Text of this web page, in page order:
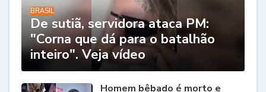
BRASIL
De sutiã, servidora ataca PM:
"Corna que dá para o batalhão
inteiro". Veja vídeo
Homem bêbado é morto e